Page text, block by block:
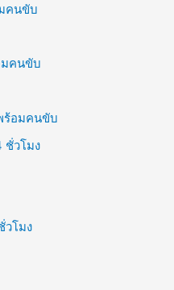
คนขับ
มคนขับ
ร้อมคนขับ
ชั่วโมง
วโมง